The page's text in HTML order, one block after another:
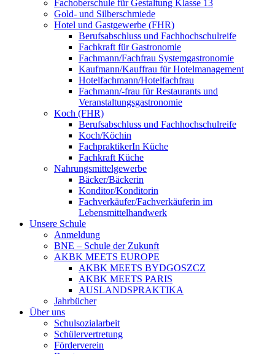
Fachoberschule für Gestaltung Klasse 13
Gold- und Silberschmiede
Hotel und Gastgewerbe (FHR)
Berufsabschluss und Fachhochschulreife
Fachkraft für Gastronomie
Fachmann/Fachfrau Systemgastronomie
Kaufmann/Kauffrau für Hotelmanagement
Hotelfachmann/Hotelfachfrau
Fachmann/-frau für Restaurants und
Veranstaltungsgastronomie
Koch (FHR)
Berufsabschluss und Fachhochschulreife
Koch/Köchin
FachpraktikerIn Küche
Fachkraft Küche
Nahrungsmittelgewerbe
Bäcker/Bäckerin
Konditor/Konditorin
Fachverkäufer/Fachverkäuferin im
Lebensmittelhandwerk
Unsere Schule
Anmeldung
BNE – Schule der Zukunft
AKBK MEETS EUROPE
AKBK MEETS BYDGOSZCZ
AKBK MEETS PARIS
AUSLANDSPRAKTIKA
Jahrbücher
Über uns
Schulsozialarbeit
Schülervertretung
Förderverein